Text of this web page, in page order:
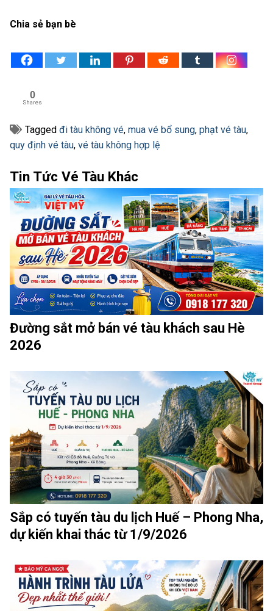
Chia sẻ bạn bè
0
Shares
Tagged đi tàu không vé, mua vé bổ sung, phạt vé tàu,
quy định vé tàu, vé tàu không hợp lệ
Tin Tức Vé Tàu Khác
Đường sắt mở bán vé tàu khách sau Hè
2026
Sắp có tuyến tàu du lịch Huế – Phong Nha,
dự kiến khai thác từ 1/9/2026